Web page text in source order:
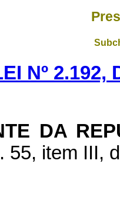
Nº 2.192,
DA
55, item III,